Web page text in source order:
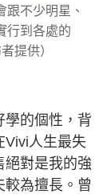
不少明星、
行到各處的
提供）
學的個性，背
Vivi人生最失
絕對是我的強
為擅長。曾